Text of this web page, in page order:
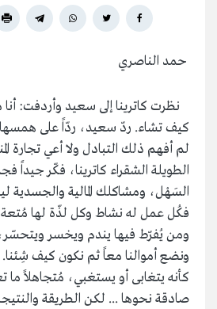
حمد الناصري
نظرت كاترينا إلى سعيد وأردفت:
كيف تشاء. ردّ سعيد، ردّاً على
لم أفهم ذلك التبادل ولا أعي تجارة
الطويلة الشقراء كاترينا، فكّر جيداً
السَهْل، ومشاكلك المالية
فكُل عمل له نشاط وكل لذّة لها
ومن يُفرّط فيها يندم ويخسر
ونضع أموالنا معاً ثم نكون كيف
كأنه يتغابى أو يستغبي، مُتجاهلاً ما
صادقة نحوها ... لكن الطريقة